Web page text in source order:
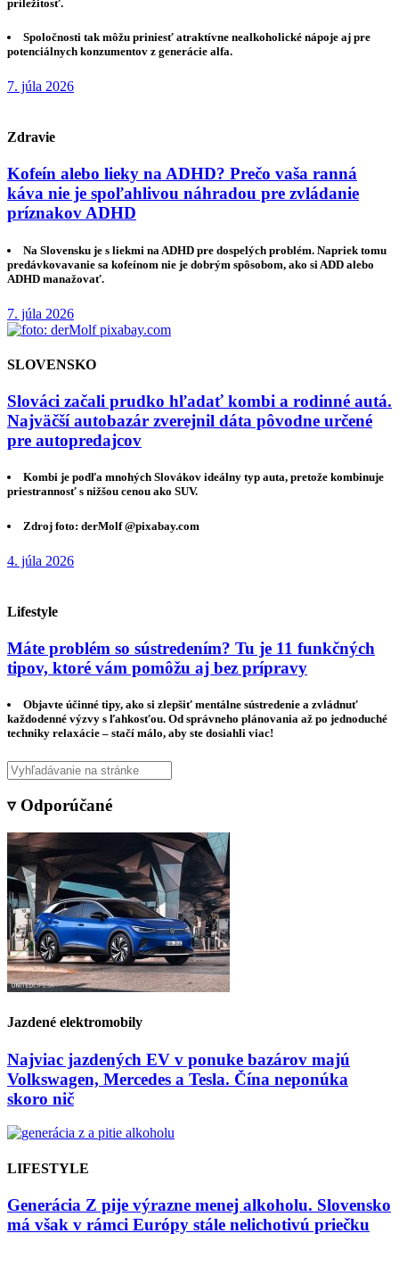
príležitosť.
Spoločnosti tak môžu priniesť atraktívne nealkoholické nápoje aj pre
potenciálnych konzumentov z generácie alfa.
7. júla 2026
Zdravie
Kofeín alebo lieky na ADHD? Prečo vaša ranná
káva nie je spoľahlivou náhradou pre zvládanie
príznakov ADHD
Na Slovensku je s liekmi na ADHD pre dospelých problém. Napriek tomu
predávkovavanie sa kofeínom nie je dobrým spôsobom, ako si ADD alebo
ADHD manažovať.
7. júla 2026
SLOVENSKO
Slováci začali prudko hľadať kombi a rodinné autá.
Najväčší autobazár zverejnil dáta pôvodne určené
pre autopredajcov
Kombi je podľa mnohých Slovákov ideálny typ auta, pretože kombinuje
priestrannosť s nižšou cenou ako SUV.
Zdroj foto: derMolf @pixabay.com
4. júla 2026
Lifestyle
Máte problém so sústredením? Tu je 11 funkčných
tipov, ktoré vám pomôžu aj bez prípravy
Objavte účinné tipy, ako si zlepšiť mentálne sústredenie a zvládnuť
každodenné výzvy s ľahkosťou. Od správneho plánovania až po jednoduché
techniky relaxácie – stačí málo, aby ste dosiahli viac!
▿ Odporúčané
Jazdené elektromobily
Najviac jazdených EV v ponuke bazárov majú
Volkswagen, Mercedes a Tesla. Čína neponúka
skoro nič
LIFESTYLE
Generácia Z pije výrazne menej alkoholu. Slovensko
má však v rámci Európy stále nelichotivú priečku